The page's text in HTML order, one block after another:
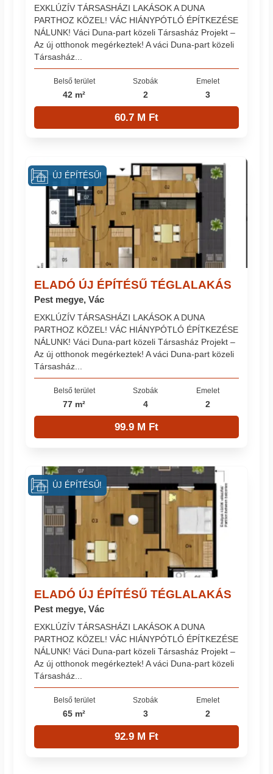
EXKLÚZÍV TÁRSASHÁZI LAKÁSOK A DUNA
PARTHOZ KÖZEL! VÁC HIÁNYPÓTLÓ ÉPÍTKEZÉSE
NÁLUNK! Váci Duna-part közeli Társasház Projekt –
Az új otthonok megérkeztek! A váci Duna-part közeli
Társasház...
Belső terület
42 m²
Szobák
2
Emelet
3
60.7 M Ft
ELADÓ ÚJ ÉPÍTÉSŰ TÉGLALAKÁS
Pest megye, Vác
EXKLÚZÍV TÁRSASHÁZI LAKÁSOK A DUNA
PARTHOZ KÖZEL! VÁC HIÁNYPÓTLÓ ÉPÍTKEZÉSE
NÁLUNK! Váci Duna-part közeli Társasház Projekt –
Az új otthonok megérkeztek! A váci Duna-part közeli
Társasház...
Belső terület
77 m²
Szobák
4
Emelet
2
99.9 M Ft
ÚJ ÉPÍTÉSŰ!
ELADÓ ÚJ ÉPÍTÉSŰ TÉGLALAKÁS
Pest megye, Vác
EXKLÚZÍV TÁRSASHÁZI LAKÁSOK A DUNA
PARTHOZ KÖZEL! VÁC HIÁNYPÓTLÓ ÉPÍTKEZÉSE
NÁLUNK! Váci Duna-part közeli Társasház Projekt –
Az új otthonok megérkeztek! A váci Duna-part közeli
Társasház...
Belső terület
65 m²
Szobák
3
Emelet
2
92.9 M Ft
ÚJ ÉPÍTÉSŰ!